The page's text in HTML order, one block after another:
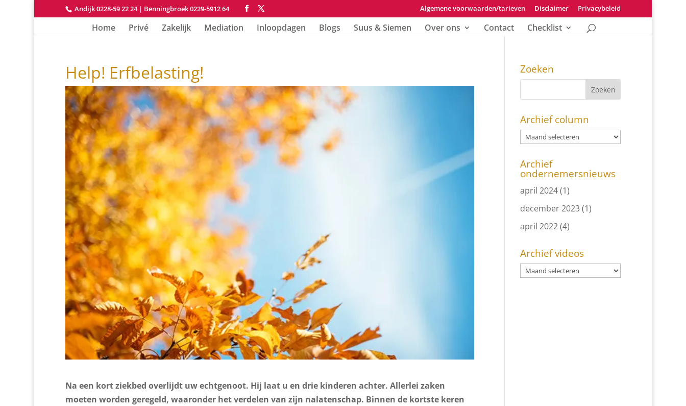
Andijk 0228-59 22 24| Benningbroek 0229-5912 64 Algemene voorwaarden/tarieven Disclaimer Privacybeleid
Home Privé Zakelijk Mediation Inloopdagen Blogs Suus & Siemen Over ons Contact Checklist
Help! Erfbelasting!
Na een kort ziekbed overlijdt uw echtgenoot. Hij laat u en drie kinderen achter. Allerlei zaken
moeten worden geregeld, waaronder het verdelen van zijn nalatenschap. Binnen de kortste keren
Zoeken
Archief column
Archief
ondernemersnieuws
april 2024(1)
december 2023(1)
april 2022(4)
Archief videos